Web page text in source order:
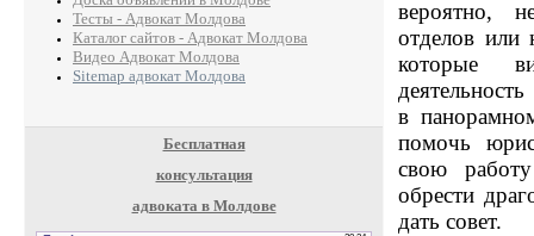
Тесты - Адвокат Молдова
Каталог сайтов - Адвокат Молдова
Видео Адвокат Молдова
Sitemap адвокат Молдова
Бесплатная
консультация
адвоката в Молдове
вероятно,
отделов или
которые
в
помочь
свою
обрести
дать совет.